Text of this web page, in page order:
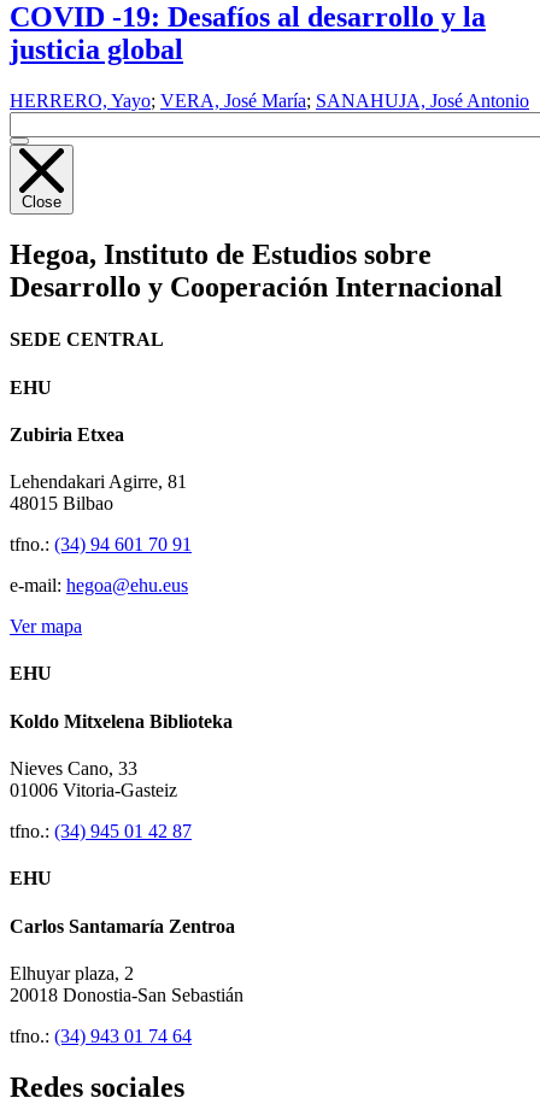
COVID -19: Desafíos al desarrollo y la
justicia global
HERRERO, Yayo; VERA, José María; SANAHUJA, José Antonio
Close
Hegoa, Instituto de Estudios sobre
Desarrollo y Cooperación Internacional
SEDE CENTRAL
EHU
Zubiria Etxea
Lehendakari Agirre, 81
48015 Bilbao
tfno.: (34) 94 601 70 91
e-mail: hegoa@ehu.eus
Ver mapa
EHU
Koldo Mitxelena Biblioteka
Nieves Cano, 33
01006 Vitoria-Gasteiz
tfno.: (34) 945 01 42 87
EHU
Carlos Santamaría Zentroa
Elhuyar plaza, 2
20018 Donostia-San Sebastián
tfno.: (34) 943 01 74 64
Redes sociales